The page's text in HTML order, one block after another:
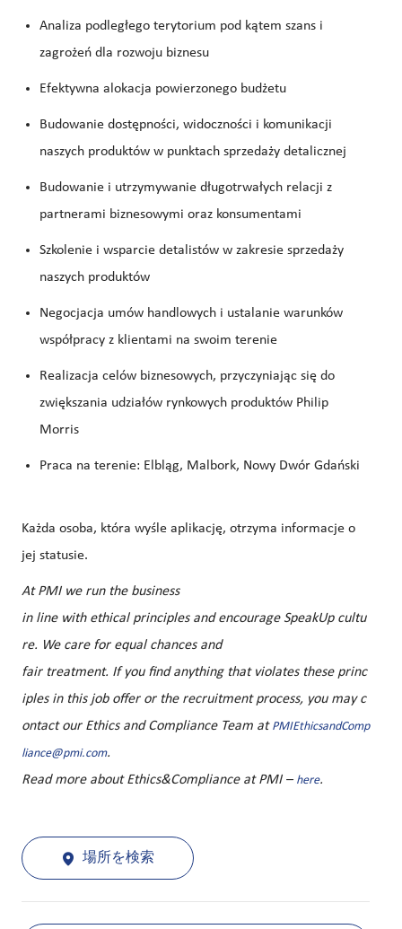
Analiza podległego terytorium pod kątem szans i
zagrożeń dla rozwoju biznesu
Efektywna alokacja powierzonego budżetu
Budowanie dostępności, widoczności i komunikacji
naszych produktów w punktach sprzedaży detalicznej
Budowanie i utrzymywanie długotrwałych relacji z
partnerami biznesowymi oraz konsumentami
Szkolenie i wsparcie detalistów w zakresie sprzedaży
naszych produktów
Negocjacja umów handlowych i ustalanie warunków
współpracy z klientami na swoim terenie
Realizacja celów biznesowych, przyczyniając się do
zwiększania udziałów rynkowych produktów Philip
Morris
Praca na terenie: Elbląg, Malbork, Nowy Dwór Gdański
Każda osoba, która wyśle aplikację, otrzyma informacje o
jej statusie.
At PMI we run the business
in line with ethical principles and encourage SpeakUp cultu
re. We care for equal chances and
fair treatment. If you find anything that violates these princ
iples in this job offer or the recruitment process, you may c
ontact our Ethics and Compliance Team at PMIEthicsandComp
liance@pmi.com.
Read more about Ethics&Compliance at PMI – here.
場所を検索